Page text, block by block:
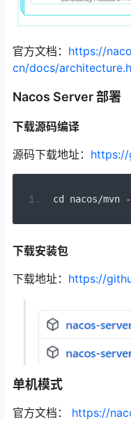
官方文档： https://
cn/docs/
Nacos Server 部署
下载源码编译
源码下载地址：
cd nacos/mvn -
下载安装包
下载地址： https://
单机模式
官方文档： https://